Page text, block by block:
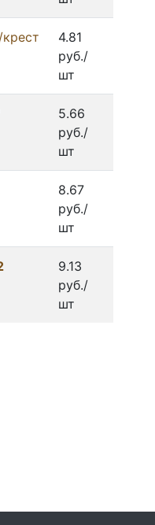
4.81
руб./
шт
5.66
руб./
шт
8.67
руб./
шт
9.13
руб./
шт